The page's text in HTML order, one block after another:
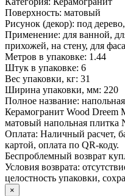
Поверхность: матовый
Рисунок (декор): под
Применение: для ванной,
прихожей, на стену, для
Метров в упаковке: 1.44
Штук в упаковке: 6
Вес упаковки, кг: 31
Ширина упаковки, мм: 220
Полное название:
Керамогранит Wood Dreem
матовый напольная плитка
Оплата: Наличный расчет,
картой, оплата по QR-коду.
Беспроблемный возврат
Условия возврата:
целостность упаковки,
×